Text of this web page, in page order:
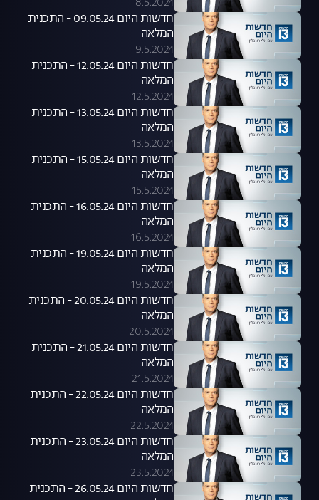
חדשות היום 09.05.24 - התכנית
המלאה
9.5.2024
חדשות היום 12.05.24 - התכנית
המלאה
12.5.2024
חדשות היום 13.05.24 - התכנית
המלאה
13.5.2024
חדשות היום 15.05.24 - התכנית
המלאה
15.5.2024
חדשות היום 16.05.24 - התכנית
המלאה
16.5.2024
חדשות היום 19.05.24 - התכנית
המלאה
19.5.2024
חדשות היום 20.05.24 - התכנית
המלאה
20.5.2024
חדשות היום 21.05.24 - התכנית
המלאה
21.5.2024
חדשות היום 22.05.24 - התכנית
המלאה
22.5.2024
חדשות היום 23.05.24 - התכנית
המלאה
23.5.2024
חדשות היום 26.05.24 - התכנית